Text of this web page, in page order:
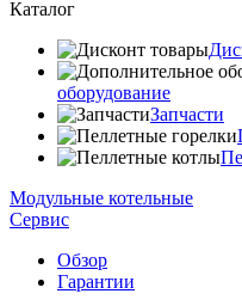
Каталог
оборудование
Запчасти
Модульные котельные
Сервис
Обзор
Гарантии